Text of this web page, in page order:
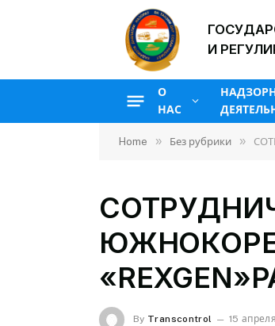
И
О
НАС
Home » Без рубрики »
By Transcontrol 15